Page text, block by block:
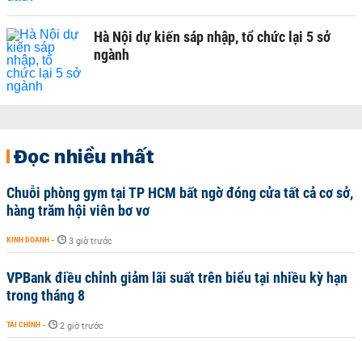
Hà Nội dự kiến sáp nhập, tổ chức lại 5 sở
ngành
Đọc nhiều nhất
Chuỗi phòng gym tại TP HCM bất ngờ đóng cửa tất cả cơ sở,
hàng trăm hội viên bơ vơ
KINH DOANH - 3 giờ trước
VPBank điều chỉnh giảm lãi suất trên biểu tại nhiều kỳ hạn
trong tháng 8
TÀI CHÍNH - 2 giờ trước